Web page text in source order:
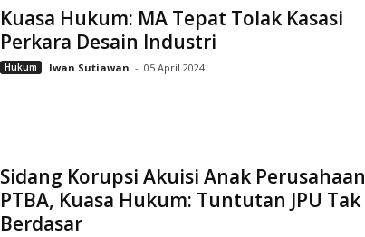
Kuasa Hukum: MA Tepat Tolak Kasasi
Perkara Desain Industri
Hukum Iwan Sutiawan - 05 April 2024
Sidang Korupsi Akuisi Anak Perusahaan
PTBA, Kuasa Hukum: Tuntutan JPU Tak
Berdasar